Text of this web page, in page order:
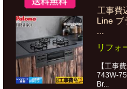
工事費
Line ブ
リフォ
【工事
743W-
Br...